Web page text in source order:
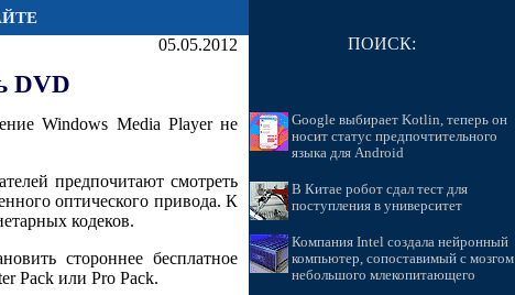
05.05.2012
DVD
Windows Media Player не
предпочитают смотреть
оптического привода. К
кодеков.
стороннее бесплатное
Pack или Pro Pack.
ПОИСК:
Google выбирает Kotlin, теперь он
носит статус предпочтительного
языка для Android
В Китае робот сдал тест для
поступления в университет
Компания Intel создала нейронный
компьютер, сопоставимый с мозгом
небольшого млекопитающего